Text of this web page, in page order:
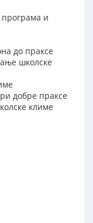
и
до праксе
школске
добре праксе
климе